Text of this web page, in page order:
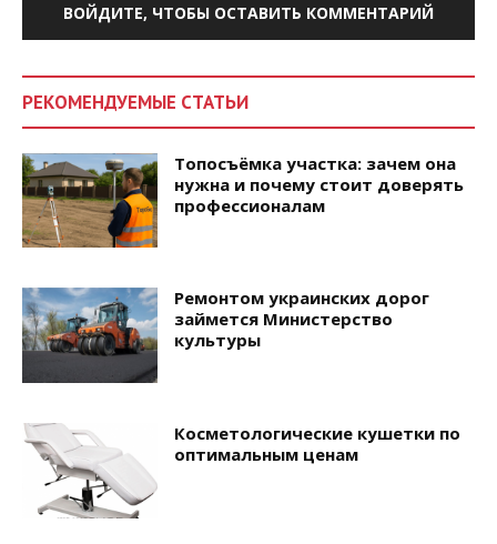
ВОЙДИТЕ, ЧТОБЫ ОСТАВИТЬ КОММЕНТАРИЙ
РЕКОМЕНДУЕМЫЕ СТАТЬИ
Топосъёмка участка: зачем она
нужна и почему стоит доверять
профессионалам
Ремонтом украинских дорог
займется Министерство
культуры
Косметологические кушетки по
оптимальным ценам